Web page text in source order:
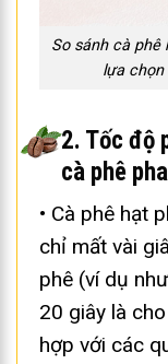
So sánh cà phê
lựa chọn
2. Tốc độ
cà phê
• Cà phê hạt
chỉ mất vài
phê (ví dụ
20 giây là
hợp với các